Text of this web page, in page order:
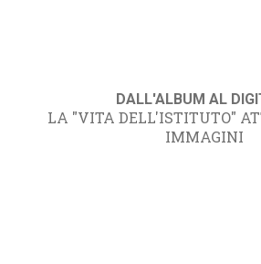
DALL'ALBUM AL
LA "VITA DELL'ISTITUTO"
IMMAGINI